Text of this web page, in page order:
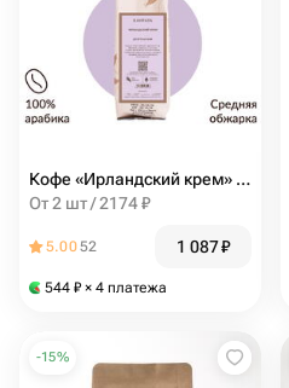
Кофе «Ирландский крем» 100г, Кантата
От 2 шт / 2174 ₽
5.0052 1 087₽
544 ₽ × 4 платежа
-15%